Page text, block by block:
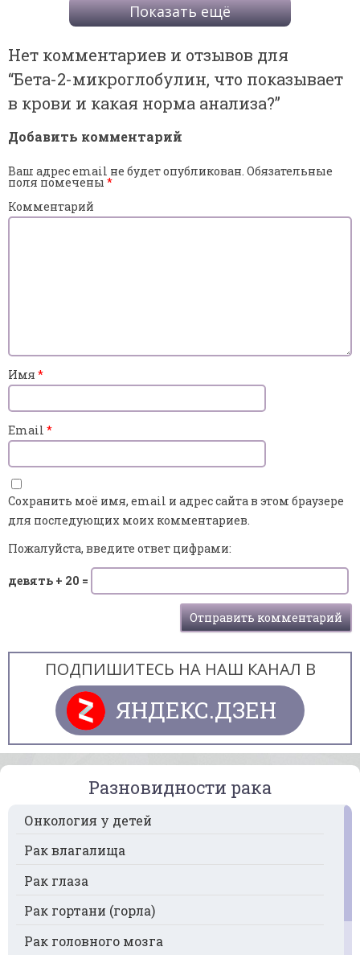
Показать ещё
Нет комментариев и отзывов для
“Бета-2-микроглобулин, что показывает
в крови и какая норма анализа?”
Добавить комментарий
Ваш адрес email не будет опубликован. Обязательные
поля помечены *
Комментарий
Имя *
Email *
Сохранить моё имя, email и адрес сайта в этом браузере
для последующих моих комментариев.
Пожалуйста, введите ответ цифрами:
девять + 20 =
ПОДПИШИТЕСЬ НА НАШ КАНАЛ В
ЯНДЕКС.ДЗЕН
Разновидности рака
Онкология у детей
Рак влагалища
Рак глаза
Рак гортани (горла)
Рак головного мозга